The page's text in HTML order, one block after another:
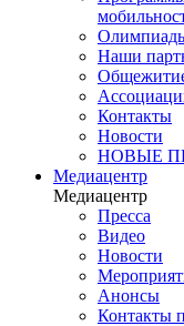
Наши
Контакты
Новости
НОВЫЕ
Медиацентр
Медиацентр
Пресса
Видео
Новости
Анонсы
Контакты